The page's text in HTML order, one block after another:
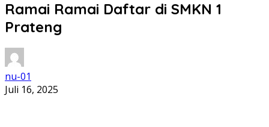
Ramai Ramai Daftar di SMKN 1
Prateng
nu-01
Juli 16, 2025